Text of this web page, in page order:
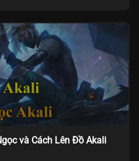
và Cách Lên Đồ Akali